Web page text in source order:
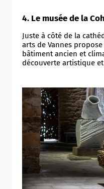
4. Le musée de la
Juste à côté de la
arts de Vannes
bâtiment ancien et
découverte artistique